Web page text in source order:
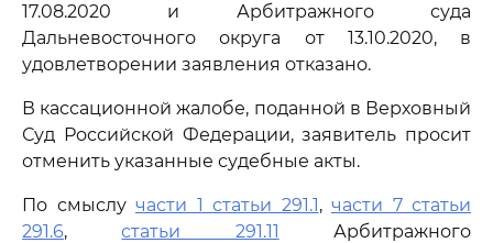
17.08.2020 и Арбитражного суда
Дальневосточного округа от 13.10.2020, в
удовлетворении заявления отказано.
В кассационной жалобе, поданной в Верховный
Суд Российской Федерации, заявитель просит
отменить указанные судебные акты.
По смыслу части 1 статьи 291.1, части 7 статьи
291.6,статьи 291.11 Арбитражного